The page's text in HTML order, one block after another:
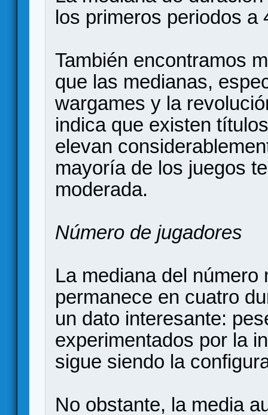
los primeros periodos a
También encontramos
que las medianas,
wargames y la
indica que existen
elevan
mayoría de los juegos
moderada.
Número de jugadores
La mediana del
permanece en cuatro
un dato interesante:
experimentados por la
sigue siendo la
No obstante, la media